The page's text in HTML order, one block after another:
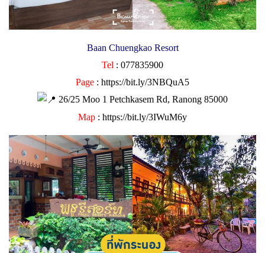
Baan Chuengkao Resort
Tel : 077835900
Page : https://bit.ly/3NBQuA5
26/25 Moo 1 Petchkasem Rd, Ranong 85000
Map : https://bit.ly/3IWuM6y